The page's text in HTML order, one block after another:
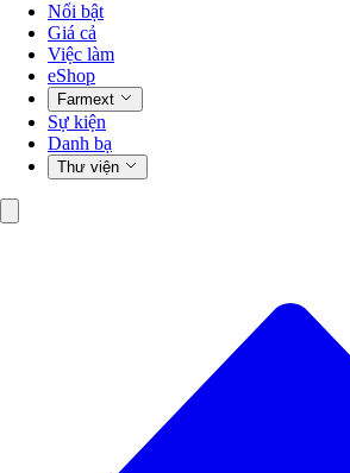
Nổi bật
Giá cả
Việc làm
eShop
Farmext
Sự kiện
Danh bạ
Thư viện